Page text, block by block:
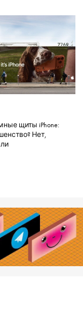
щиты iPhone:
Нет,